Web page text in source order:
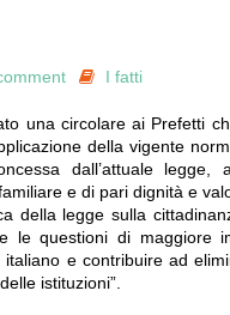
I fatti
una circolare ai Prefetti
della vigente
dall’attuale
e di pari dignità e
della legge sulla
le questioni di maggiore
e contribuire ad
istituzioni”.